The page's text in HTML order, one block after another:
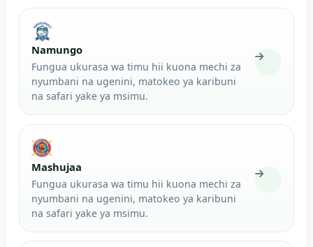
Namungo
Fungua ukurasa wa timu hii kuona mechi za
nyumbani na ugenini, matokeo ya karibuni
na safari yake ya msimu.
Mashujaa
Fungua ukurasa wa timu hii kuona mechi za
nyumbani na ugenini, matokeo ya karibuni
na safari yake ya msimu.